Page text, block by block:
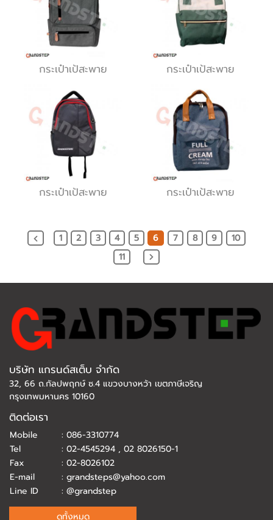
กระเป๋าเป้สะพาย กระเป๋าเป้สะพาย
กระเป๋าเป้สะพาย กระเป๋าเป้สะพาย
1 2 3 4 5 6 7 8 9
10
11
บริษัท แกรนด์สเต็บ จำกัด
32, 66 ถ.กัลปพฤกษ์ ซ.4 แขวงบางหว้า เขตภาษีเจริญ
กรุงเทพมหานคร 10160
ติดต่อเรา
Mobile : 086-3310774
Tel
: 02-4545294 , 02 8026150-1
Fax
: 02-8026102
E-mail
: grandsteps@yahoo.com
Line ID
: @grandstep
ดูทั้งหมด